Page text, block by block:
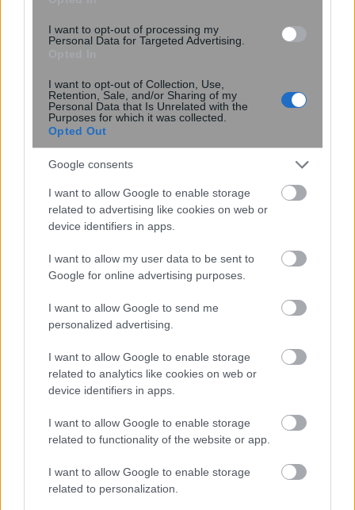
I want to opt-out of processing my
Personal Data for Targeted Advertising.
I want to opt-out of Collection, Use,
Retention, Sale, and/or Sharing of my
Personal Data that Is Unrelated with the
Purposes for which it was collected.
Opted Out
Google consents
I want to allow Google to enable storage
related to advertising like cookies on web or
device identifiers in apps.
I want to allow my user data to be sent to
Google for online advertising purposes.
I want to allow Google to send me
personalized advertising.
I want to allow Google to enable storage
related to analytics like cookies on web or
device identifiers in apps.
I want to allow Google to enable storage
related to functionality of the website or app.
I want to allow Google to enable storage
related to personalization.
καταστήματος – Στο σημείο ισχυρές
πυροσβεστικές δυνάμεις
αγάπη; Πότε το love bombing δείχνει
πρόβλημα